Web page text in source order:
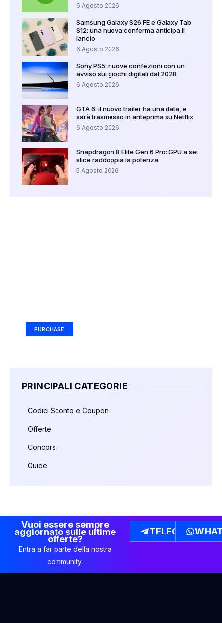
6 Agosto 2026
Samsung Galaxy S26 FE e Galaxy Tab
S12: una nuova conferma anticipa il
lancio
6 Agosto 2026
Sony PS5: nuove confezioni con un
avviso sui giochi digitali dal 2028
6 Agosto 2026
GTA 6: il nuovo trailer ha una data, e
sarà trasmesso in anteprima su Netflix
6 Agosto 2026
Snapdragon 8 Elite Gen 6 Pro: GPU a sei
slice raddoppia la potenza
5 Agosto 2026
PURCHASE
PRINCIPALI CATEGORIE
Codici Sconto e Coupon
Offerte
Concorsi
Guide
Vuoi essere sempre
aggiornato sulle ultime
offerte?
Entra a far parte della nostra
community.
TELEGRAM